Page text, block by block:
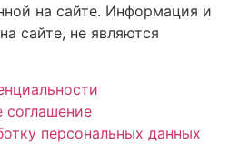
на сайте. Информация и
сайте, не являются
соглашение
персональных данных